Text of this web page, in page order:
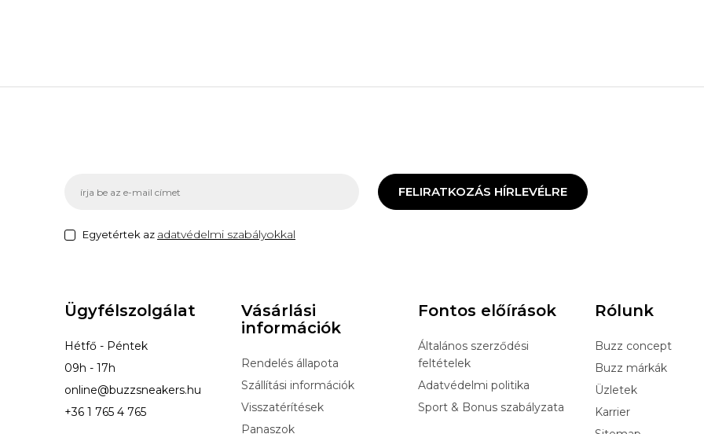
FELIRATKOZÁS HÍRLEVÉLRE
Egyetértek az adatvédelmi szabályokkal
Ügyfélszolgálat
Hétfő - Péntek
09h - 17h
online@buzzsneakers.hu
+36 1 765 4 765
Vásárlási
információk
Rendelés állapota
Szállítási információk
Visszatérítések
Panaszok
Fontos előírások
Általános szerződési
feltételek
Adatvédelmi politika
Sport & Bonus szabályzata
Rólunk
Buzz concept
Buzz márkák
Üzletek
Karrier